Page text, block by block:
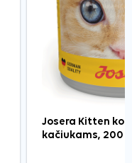
Josera Kitten
kačiukams, 200